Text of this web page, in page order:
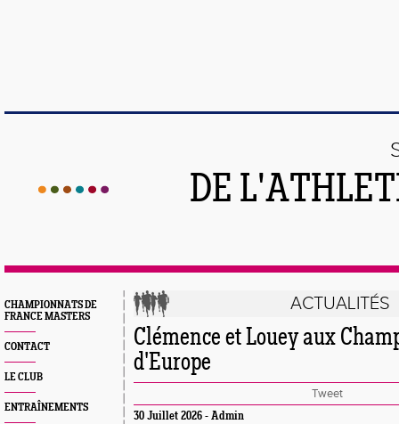
DE
CHAMPIONNATS DE
FRANCE MASTERS
CONTACT
LE CLUB
ENTRAÎNEMENTS
ACTUALITÉS
Clémence et Louey aux
d'Europe
Tweet
30 Juillet 2026 - Admin